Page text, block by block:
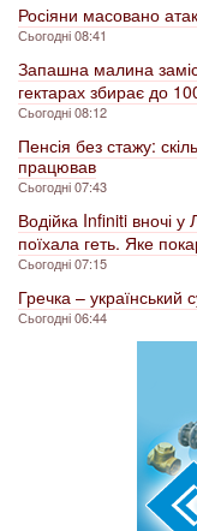
Росіяни масовано
Сьогодні 08:41
Запашна малина
гектарах збирає до
Сьогодні 08:12
Пенсія без стажу:
працював
Сьогодні 07:43
Водійка Infiniti вночі
поїхала геть. Яке
Сьогодні 07:15
Гречка – український
Сьогодні 06:44